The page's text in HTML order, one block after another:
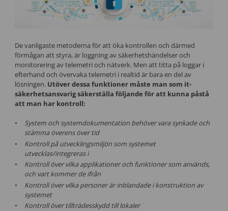
De vanligaste metoderna för att öka kontrollen och därmed
förmågan att styra, är loggning av säkerhetshändelser och
monitorering av telemetri och nätverk. Men att titta på loggar i
efterhand och övervaka telemetri i realtid är bara en del av
lösningen. Utöver dessa funktioner måste man som it-
säkerhetsansvarig säkerställa följande för att kunna påstå
att man har kontroll:
System och systemdokumentation behöver vara synkade och
stämma överens över tid
Kontroll på utvecklingsmiljön som systemet
utvecklas/integreras i
Kontroll över vilka applikationer och funktioner som används,
och vart kommer de ifrån
Kontroll över vilka personer är inblandade i konstruktion av
systemet
Kontroll över tillträdesskydd till lokaler